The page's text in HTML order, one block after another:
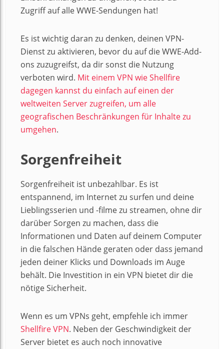
Zugriff auf alle WWE-Sendungen hat!
Es ist wichtig daran zu denken, deinen VPN-
Dienst zu aktivieren, bevor du auf die WWE-Add-
ons zuzugreifst, da dir sonst die Nutzung
verboten wird. Mit einem VPN wie Shellfire
dagegen kannst du einfach auf einen der
weltweiten Server zugreifen, um alle
geografischen Beschränkungen für Inhalte zu
umgehen.
Sorgenfreiheit
Sorgenfreiheit ist unbezahlbar. Es ist
entspannend, im Internet zu surfen und deine
Lieblingsserien und -filme zu streamen, ohne dir
darüber Sorgen zu machen, dass die
Informationen und Daten auf deinem Computer
in die falschen Hände geraten oder dass jemand
jeden deiner Klicks und Downloads im Auge
behält. Die Investition in ein VPN bietet dir die
nötige Sicherheit.
Wenn es um VPNs geht, empfehle ich immer
Shellfire VPN. Neben der Geschwindigkeit der
Server bietet es auch noch innovative